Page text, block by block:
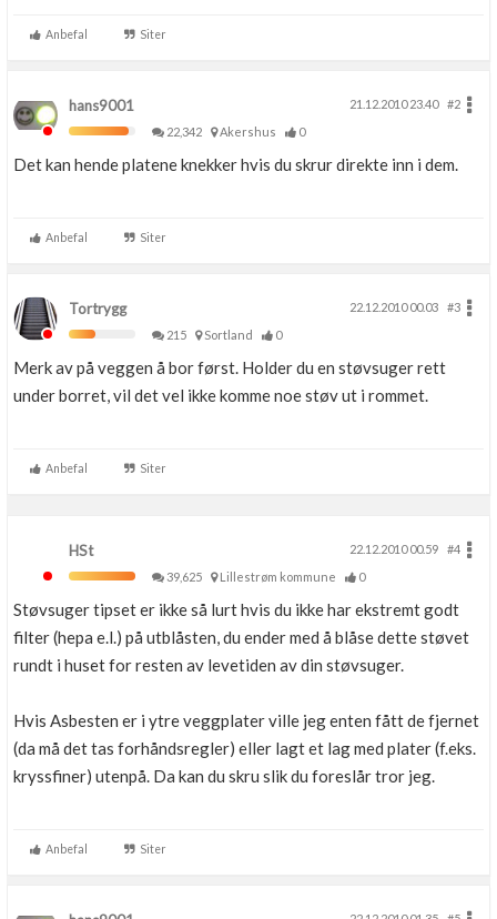
Anbefal Siter
hans9001 21.12.2010 23.40
#2
22,342
Akershus 0
Det kan hende platene knekker hvis du skrur direkte inn i dem.
Anbefal Siter
Tortrygg 22.12.2010 00.03
#3
215
Sortland 0
Merk av på veggen å bor først. Holder du en støvsuger rett
under borret, vil det vel ikke komme noe støv ut i rommet.
Anbefal Siter
HSt 22.12.2010 00.59
#4
39,625
Lillestrøm kommune 0
Støvsuger tipset er ikke så lurt hvis du ikke har ekstremt godt
filter (hepa e.l.) på utblåsten, du ender med å blåse dette støvet
rundt i huset for resten av levetiden av din støvsuger.
Hvis Asbesten er i ytre veggplater ville jeg enten fått de fjernet
(da må det tas forhåndsregler) eller lagt et lag med plater (f.eks.
kryssfiner) utenpå. Da kan du skru slik du foreslår tror jeg.
Anbefal Siter